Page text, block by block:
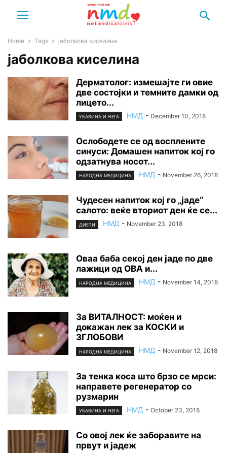
Home Tags јаболкова киселина
јаболкова киселина
Дерматолог: измешајте ги овие
две состојки и темните дамки од
лицето...
УБАВИНА И НЕГА НМД - December 10, 2018
Ослободете се од восплените
синуси: Домашен напиток кој го
одзатнува носот...
НАРОДНА МЕДИЦИНА НМД - November 26, 2018
Чудесен напиток кој го „јаде“
салото: веќе вториот ден ќе се...
ДИЕТИ НМД - November 23, 2018
Оваа баба секој ден јаде по две
лажици од ОВА и...
НАРОДНА МЕДИЦИНА НМД - November 14, 2018
За ВИТАЛНОСТ: моќен и
докажан лек за КОСКИ и
ЗГЛОБОВИ
НАРОДНА МЕДИЦИНА НМД - November 12, 2018
За тенка коса што брзо се мрси:
направете регенератор со
рузмарин
УБАВИНА И НЕГА НМД - October 23, 2018
Со овој лек ќе заборавите на
првут и јадеж